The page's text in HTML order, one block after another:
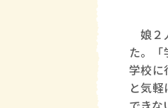
娘２
た。
学校に
と気